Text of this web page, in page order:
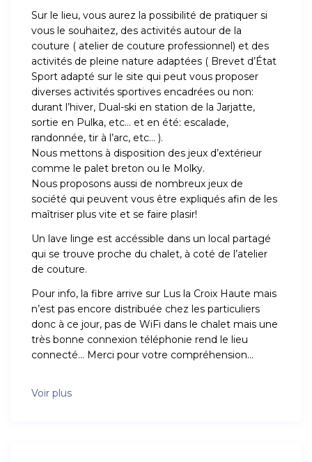
Sur le lieu, vous aurez la possibilité de pratiquer si
vous le souhaitez, des activités autour de la
couture ( atelier de couture professionnel) et des
activités de pleine nature adaptées ( Brevet d’État
Sport adapté sur le site qui peut vous proposer
diverses activités sportives encadrées ou non:
durant l’hiver, Dual-ski en station de la Jarjatte,
sortie en Pulka, etc… et en été: escalade,
randonnée, tir à l’arc, etc… ).
Nous mettons à disposition des jeux d’extérieur
comme le palet breton ou le Molky.
Nous proposons aussi de nombreux jeux de
société qui peuvent vous être expliqués afin de les
maîtriser plus vite et se faire plasir!
Un lave linge est accéssible dans un local partagé
qui se trouve proche du chalet, à coté de l’atelier
de couture.
Pour info, la fibre arrive sur Lus la Croix Haute mais
n’est pas encore distribuée chez les particuliers
donc à ce jour, pas de WiFi dans le chalet mais une
très bonne connexion téléphonie rend le lieu
connecté… Merci pour votre compréhension…
Voir plus